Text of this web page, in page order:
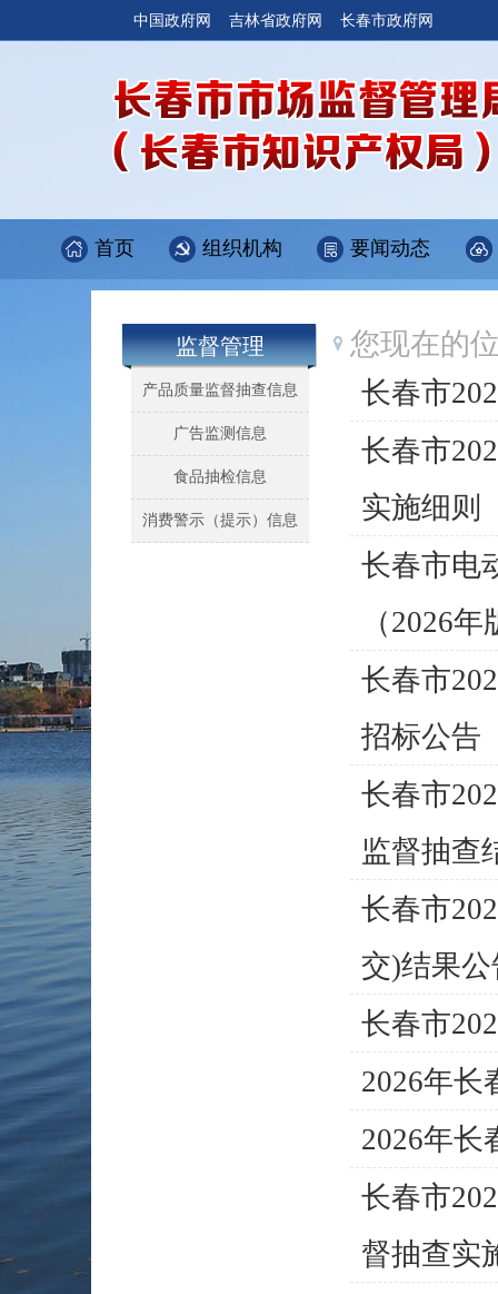
中国政府网 吉林省政府网 长春市政府网
首页 组织机构 要闻动态
监督管理
产品质量监督抽查信息
广告监测信息
食品抽检信息
消费警示（提示）信息
您现在的
长春市
长春市
实施细则
长春市电
（2026年
长春市
招标公告
长春市
监督抽查
长春市
交)结果公
长春市
2026年长
2026年长
长春市
督抽查实